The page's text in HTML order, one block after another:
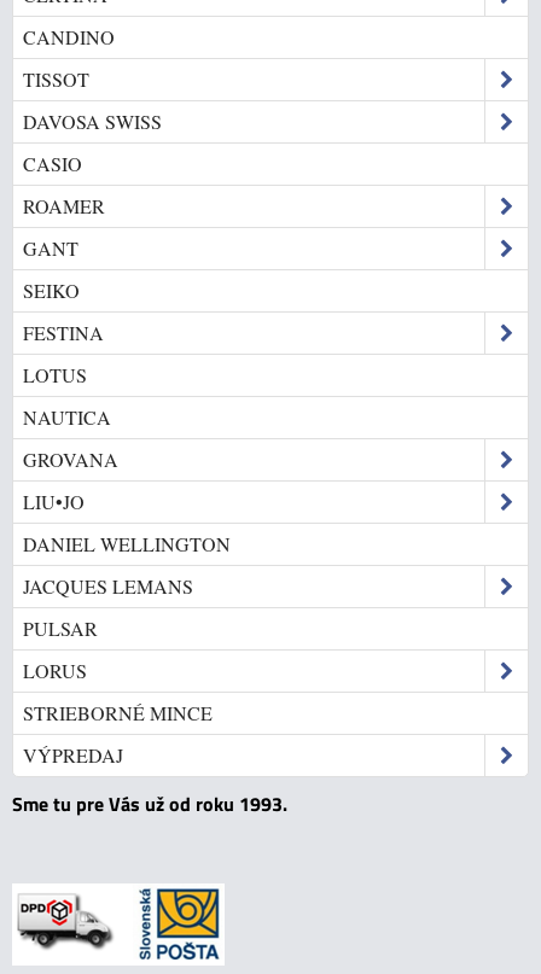
CANDINO
TISSOT
DAVOSA SWISS
CASIO
ROAMER
GANT
SEIKO
FESTINA
LOTUS
NAUTICA
GROVANA
LIU•JO
DANIEL WELLINGTON
JACQUES LEMANS
PULSAR
LORUS
STRIEBORNÉ MINCE
VÝPREDAJ
Sme tu pre Vás už od roku 1993.